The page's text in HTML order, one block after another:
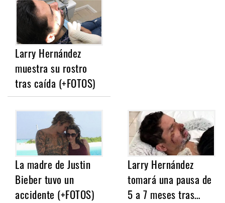
Larry Hernández
muestra su rostro
tras caída (+FOTOS)
La madre de Justin
Bieber tuvo un
accidente (+FOTOS)
Larry Hernández
tomará una pausa de
5 a 7 meses tras…